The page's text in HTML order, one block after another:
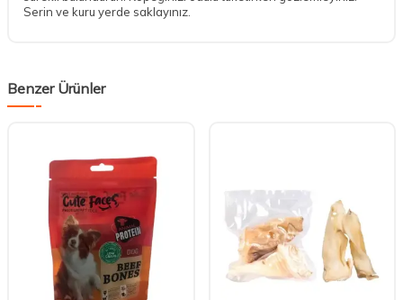
Serin ve kuru yerde saklayınız.
Benzer Ürünler